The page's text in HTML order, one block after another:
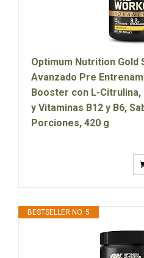
Optimum Nutrition Gold
Avanzado Pre
Booster con L-Citrulina,
y Vitaminas B12 y B6,
Porciones, 420 g
BESTSELLER NO. 5